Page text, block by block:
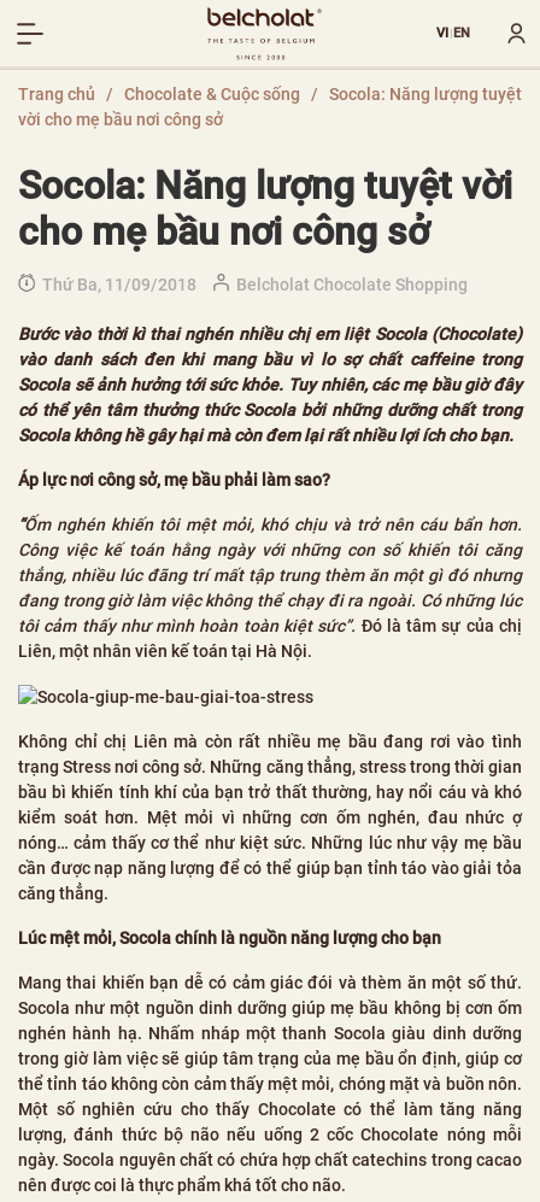
VI|EN
Trang chủ / Chocolate & Cuộc sống /
Socola: Năng lượng tuyệt
vời cho mẹ bầu nơi công sở
Socola: Năng lượng tuyệt vời
cho mẹ bầu nơi công sở
Thứ Ba, 11/09/2018 Belcholat Chocolate Shopping
Bước vào thời kì thai nghén nhiều chị em liệt Socola (Chocolate)
vào danh sách đen khi mang bầu vì lo sợ chất caffeine trong
Socola sẽ ảnh hưởng tới sức khỏe. Tuy nhiên, các mẹ bầu giờ đây
có thể yên tâm thưởng thức Socola bởi những dưỡng chất trong
Socola không hề gây hại mà còn đem lại rất nhiều lợi ích cho bạn.
Áp lực nơi công sở, mẹ bầu phải làm sao?
“Ốm nghén khiến tôi mệt mỏi, khó chịu và trở nên cáu bẩn hơn.
Công việc kế toán hằng ngày với những con số khiến tôi căng
thẳng, nhiều lúc đãng trí mất tập trung thèm ăn một gì đó nhưng
đang trong giờ làm việc không thể chạy đi ra ngoài. Có những lúc
tôi cảm thấy như mình hoàn toàn kiệt sức”. Đó là tâm sự của chị
Liên, một nhân viên kế toán tại Hà Nội.
Không chỉ chị Liên mà còn rất nhiều mẹ bầu đang rơi vào tình
trạng Stress nơi công sở. Những căng thẳng, stress trong thời gian
bầu bì khiến tính khí của bạn trở thất thường, hay nổi cáu và khó
kiểm soát hơn. Mệt mỏi vì những cơn ốm nghén, đau nhức ợ
nóng… cảm thấy cơ thể như kiệt sức. Những lúc như vậy mẹ bầu
cần được nạp năng lượng để có thể giúp bạn tỉnh táo vào giải tỏa
căng thẳng.
Lúc mệt mỏi, Socola chính là nguồn năng lượng cho bạn
Mang thai khiến bạn dễ có cảm giác đói và thèm ăn một số thứ.
Socola như một nguồn dinh dưỡng giúp mẹ bầu không bị cơn ốm
nghén hành hạ. Nhấm nháp một thanh Socola giàu dinh dưỡng
trong giờ làm việc sẽ giúp tâm trạng của mẹ bầu ổn định, giúp cơ
thể tỉnh táo không còn cảm thấy mệt mỏi, chóng mặt và buồn nôn.
Một số nghiên cứu cho thấy Chocolate có thể làm tăng năng
lượng, đánh thức bộ não nếu uống 2 cốc Chocolate nóng mỗi
ngày. Socola nguyên chất có chứa hợp chất catechins trong cacao
nên được coi là thực phẩm khá tốt cho não.